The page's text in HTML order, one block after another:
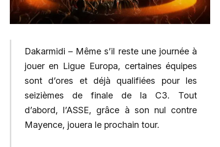
Dakarmidi – Même s’il reste une journée à
jouer en Ligue Europa, certaines équipes
sont d’ores et déjà qualifiées pour les
seizièmes de finale de la C3. Tout
d’abord, l’ASSE, grâce à son nul contre
Mayence, jouera le prochain tour.